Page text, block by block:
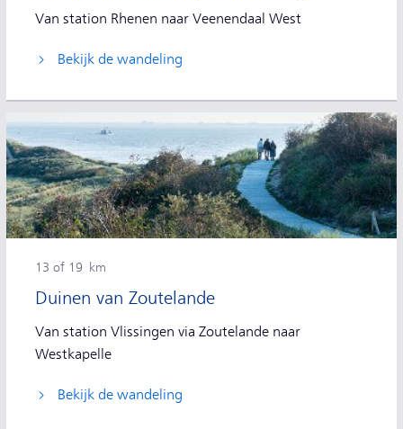
Van station Rhenen naar Veenendaal West
Bekijk de wandeling
Duinen van Zoutelande
13 of 19 km
Van station Vlissingen via Zoutelande naar
Westkapelle
Bekijk de wandeling